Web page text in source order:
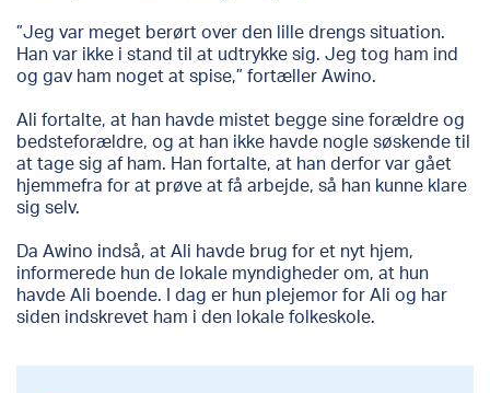
”Jeg var meget berørt over den lille drengs situation.
Han var ikke i stand til at udtrykke sig. Jeg tog ham ind
og gav ham noget at spise,” fortæller Awino.
Ali fortalte, at han havde mistet begge sine forældre og
bedsteforældre, og at han ikke havde nogle søskende til
at tage sig af ham. Han fortalte, at han derfor var gået
hjemmefra for at prøve at få arbejde, så han kunne klare
sig selv.
Da Awino indså, at Ali havde brug for et nyt hjem,
informerede hun de lokale myndigheder om, at hun
havde Ali boende. I dag er hun plejemor for Ali og har
siden indskrevet ham i den lokale folkeskole.